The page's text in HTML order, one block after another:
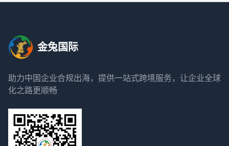
金兔国际
助力中国企业合规出海，提供一站式跨境服务，让企业全球
化之路更顺畅